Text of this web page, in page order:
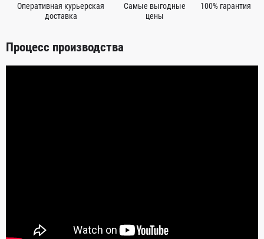
Оперативная курьерская
доставка
Самые выгодные
цены
100% гарантия
Процесс производства